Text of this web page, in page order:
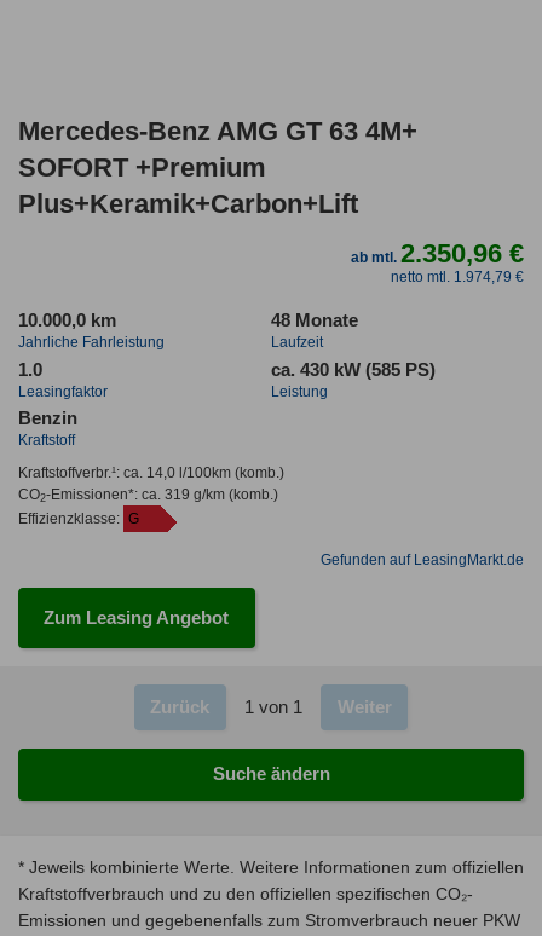
Mercedes-Benz AMG GT 63 4M+
SOFORT +Premium
Plus+Keramik+Carbon+Lift
ab mtl.2.350,96 €
netto mtl. 1.974,79 €
10.000,0 km
Jahrliche Fahrleistung
48 Monate
Laufzeit
1.0
Leasingfaktor
ca. 430 kW (585 PS)
Leistung
Benzin
Kraftstoff
Kraftstoffverbr.¹: ca. 14,0 l/100km(komb.)
CO2-Emissionen*: ca. 319 g/km(komb.)
Effizienzklasse: G
Gefunden auf LeasingMarkt.de
Zum Leasing Angebot
Zurück 1 von 1 Weiter
Suche ändern
* Jeweils kombinierte Werte. Weitere Informationen zum offiziellen
Kraftstoffverbrauch und zu den offiziellen spezifischen CO₂-
Emissionen und gegebenenfalls zum Stromverbrauch neuer PKW